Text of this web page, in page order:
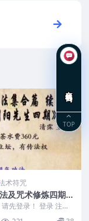
术符咒
及咒术修炼四期
合篇 续《阴阳先
先登录！ 登录 注册
程 民法集合篇 续《阴
TOP